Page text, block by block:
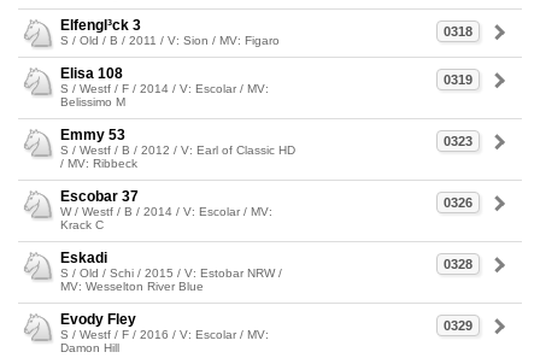
0318
Elfengl³ck 3
S / Old / B / 2011 / V: Sion / MV: Figaro
0319
Elisa 108
S / Westf / F / 2014 / V: Escolar / MV:
Belissimo M
0323
Emmy 53
S / Westf / B / 2012 / V: Earl of Classic HD
/ MV: Ribbeck
0326
Escobar 37
W / Westf / B / 2014 / V: Escolar / MV:
Krack C
0328
Eskadi
S / Old / Schi / 2015 / V: Estobar NRW /
MV: Wesselton River Blue
0329
Evody Fley
S / Westf / F / 2016 / V: Escolar / MV:
Damon Hill